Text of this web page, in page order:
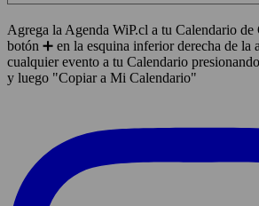
Agrega la Agenda WiP.cl a tu Calendario de
botón ➕ en la esquina inferior derecha de la
cualquier evento a tu Calendario
y luego "Copiar a Mi Calendario"